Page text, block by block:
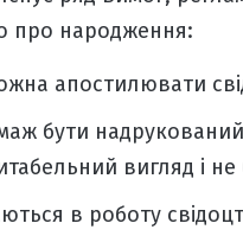
про народження:
апостилювати
бути
вигляд і
в роботу